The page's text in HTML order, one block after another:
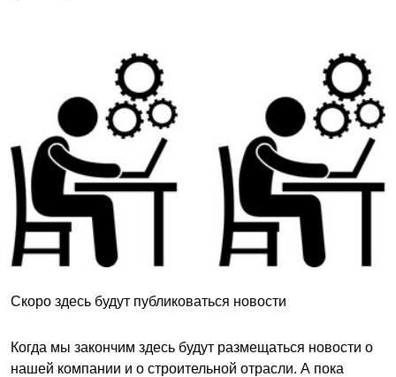
Скоро здесь будут публиковаться новости
Когда мы закончим здесь будут размещаться новости о
нашей компании и о строительной отрасли. А пока